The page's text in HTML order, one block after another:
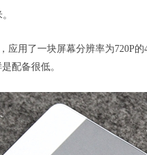
应用了一块屏幕分辨率为720P
配备很低。